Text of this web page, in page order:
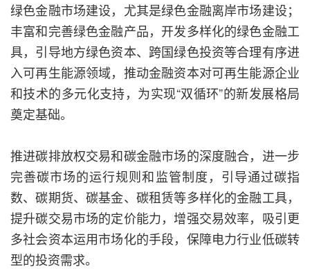
绿色金融市场建设，尤其是绿色金融离岸市场建设；
丰富和完善绿色金融产品，开发多样化的绿色金融工
具，引导地方绿色资本、跨国绿色投资等合理有序进
入可再生能源领域，推动金融资本对可再生能源企业
和技术的多元化支持，为实现“双循环”的新发展格局
奠定基础。
推进碳排放权交易和碳金融市场的深度融合，进一步
完善碳市场的运行规则和监管制度，引导通过碳指
数、碳期货、碳基金、碳租赁等多样化的金融工具，
提升碳交易市场的定价能力，增强交易效率，吸引更
多社会资本运用市场化的手段，保障电力行业低碳转
型的投资需求。